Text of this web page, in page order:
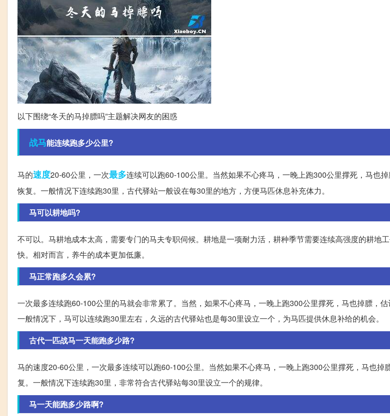
以下围绕“冬天的马掉膘吗”主题解决网友的困惑
战马能连续跑多少公里?
马的速度20-60公里，一次最多连续可以跑60-100公里。当然如果不心疼马，一晚上跑300公里撑死，马也
恢复。一般情况下连续跑30里，古代驿站一般设在每30里的地方，方便马匹休息补充体力。
马可以耕地吗?
不可以。马耕地成本太高，需要专门的马夫专职伺候。耕地是一项耐力活，耕种季节需要连续高强度的耕地
快。相对而言，养牛的成本更加低廉。
马正常跑多久会累?
一次最多连续跑60-100公里的马就会非常累了。当然，如果不心疼马，一晚上跑300公里撑死，马也掉膘，估
一般情况下，马可以连续跑30里左右，久远的古代驿站也是每30里设立一个，为马匹提供休息补给的机会。
古代一匹战马一天能跑多少路?
马的速度20-60公里，一次最多连续可以跑60-100公里。当然如果不心疼马，一晚上跑300公里撑死，马也掉
复。一般情况下连续跑30里，非常符合古代驿站每30里设立一个的规律。
马一天能跑多少路啊?